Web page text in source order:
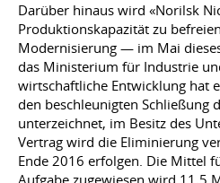
Darüber hinaus wird «Norilsk
Produktionskapazität zu
Modernisierung — im Mai
das Ministerium für Industrie
wirtschaftliche Entwicklung hat
den beschleunigten Schließung
unterzeichnet, im Besitz des
Vertrag wird die Eliminierung
Ende 2016 erfolgen. Die Mittel
Aufgabe zugewiesen wird 11,5